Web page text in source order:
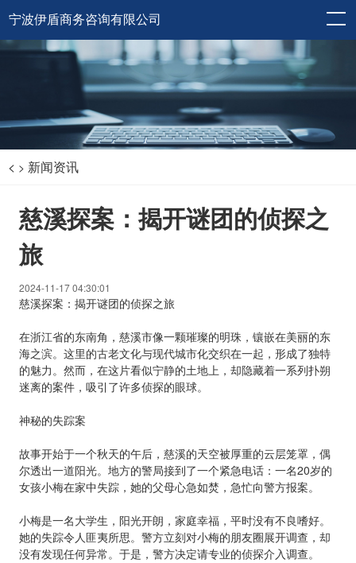
宁波伊盾商务咨询有限公司
< > 新闻资讯
慈溪探案：揭开谜团的侦探之
旅
2024-11-17 04:30:01
慈溪探案：揭开谜团的侦探之旅
在浙江省的东南角，慈溪市像一颗璀璨的明珠，镶嵌在美丽的东
海之滨。这里的古老文化与现代城市化交织在一起，形成了独特
的魅力。然而，在这片看似宁静的土地上，却隐藏着一系列扑朔
迷离的案件，吸引了许多侦探的眼球。
神秘的失踪案
故事开始于一个秋天的午后，慈溪的天空被厚重的云层笼罩，偶
尔透出一道阳光。地方的警局接到了一个紧急电话：一名20岁的
女孩小梅在家中失踪，她的父母心急如焚，急忙向警方报案。
小梅是一名大学生，阳光开朗，家庭幸福，平时没有不良嗜好。
她的失踪令人匪夷所思。警方立刻对小梅的朋友圈展开调查，却
没有发现任何异常。于是，警方决定请专业的侦探介入调查。